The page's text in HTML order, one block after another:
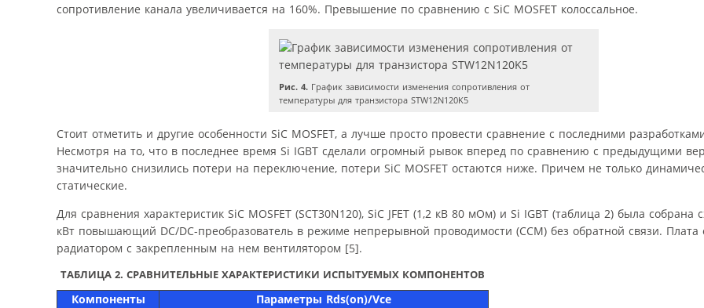
сопротивление канала увеличивается на 160%. Превышение по сравнению с SiC MOSFET колоссальное.
Рис. 4. График зависимости изменения сопротивления от
температуры для транзистора STW12N120K5
Стоит отметить и другие особенности SiC MOSFET, а лучше просто провести сравнение с последними разработками
Несмотря на то, что в последнее время Si IGBT сделали огромный рывок вперед по сравнению с предыдущими
значительно снизились потери на переключение, потери SiC MOSFET остаются ниже. Причем не только
статические.
Для сравнения характеристик SiC MOSFET (SCT30N120), SiC JFET (1,2 кВ 80 мОм) и Si IGBT (таблица 2) была
кВт повышающий DC/DC-преобразователь в режиме непрерывной проводимости (CCM) без обратной связи. Плата
радиатором с закрепленным на нем вентилятором [5].
ТАБЛИЦА 2. СРАВНИТЕЛЬНЫЕ ХАРАКТЕРИСТИКИ ИСПЫТУЕМЫХ КОМПОНЕНТОВ
Компоненты
Параметры Rds(on)/Vce